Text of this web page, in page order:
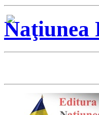
Naţiunea